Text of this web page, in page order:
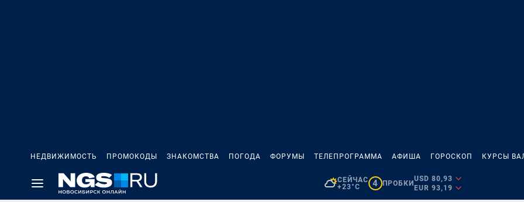
НЕДВИЖИМОСТЬ ПРОМОКОДЫ ЗНАКОМСТВА ПОГОДА ФОРУМЫ ТЕЛЕПРОГРАММА АФИША ГОРОСКОП КУРСЫ
СЕЙЧАС
+23°C
4 ПРОБКИ
USD 80,93
EUR 93,19